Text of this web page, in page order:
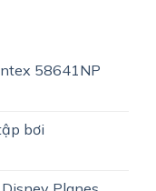
58641NP
bơi